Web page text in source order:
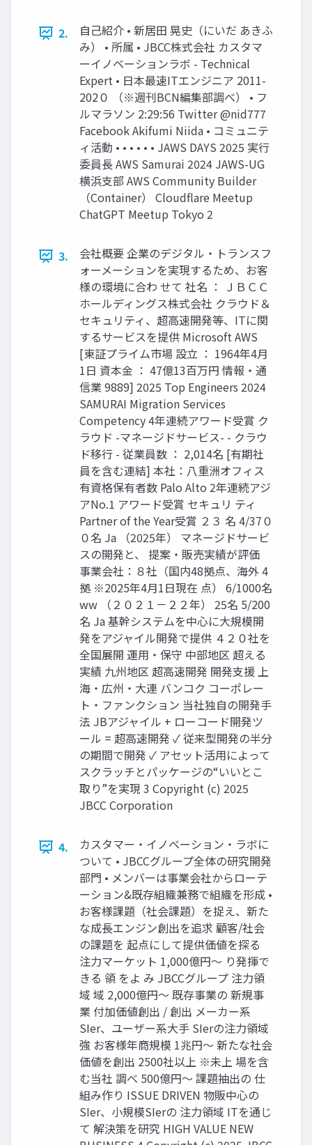
2.
自己紹介 • 新居田 晃史（にいだ あきふ
み） • 所属 • JBCC株式会社 カスタマ
ーイノベーションラボ - Technical
Expert • 日本最速ITエンジニア 2011-
202０ （※週刊BCN編集部調べ） • フ
ルマラソン 2:29:56 Twitter @nid777
Facebook Akifumi Niida • コミュニテ
ィ活動 • • • • • • JAWS DAYS 2025 実行
委員長 AWS Samurai 2024 JAWS-UG
横浜支部 AWS Community Builder
（Container） Cloudflare Meetup
ChatGPT Meetup Tokyo 2
3.
会社概要 企業のデジタル・トランスフ
ォーメーションを実現するため、お客
様の環境に合わ せて 社名 ： ＪＢＣＣ
ホールディングス株式会社 クラウド＆
セキュリティ、超高速開発等、ITに関
するサービスを提供 Microsoft AWS
[東証プライム市場 設立 ： 1964年4月
1日 資本金 ： 47億13百万円 情報・通
信業 9889] 2025 Top Engineers 2024
SAMURAI Migration Services
Competency 4年連続アワード受賞 ク
ラウド -マネージドサービス- - クラウ
ド移行 - 従業員数 ： 2,014名 [有期社
員を含む連結] 本社：八重洲オフィス
有資格保有者数 Palo Alto 2年連続アジ
アNo.1 アワード受賞 セキュリ ティ
Partner of the Year受賞 ２３ 名 4/37０
０名 Ja （2025年） マネージドサービ
スの開発と、 提案・販売実績が評価
事業会社：８社（国内48拠点、海外 4
拠 ※2025年4月1日現在 点） 6/1000名
ww （２０２１－２２年） 25名 5/200
名 Ja 基幹システムを中心に大規模開
発をアジャイル開発で提供 ４２０社を
全国展開 運用・保守 中部地区 超える
実績 九州地区 超高速開発 開発支援 上
海・広州・大連 バンコク コーポレー
ト・ファンクション 当社独自の開発手
法 JBアジャイル + ローコード開発ツ
ール = 超高速開発 ✓ 従来型開発の半分
の期間で開発 ✓ アセット活用によって
スクラッチとパッケージの“いいとこ
取り”を実現 3 Copyright (c) 2025
JBCC Corporation
4.
カスタマー・イノベーション・ラボに
ついて • JBCCグループ全体の研究開発
部門 • メンバーは事業会社からローテ
ーション&既存組織兼務で組織を形成 •
お客様課題（社会課題）を捉え、新た
な成長エンジン創出を追求 顧客/社会
の課題を 起点にして提供価値を探る
注力マーケット 1,000億円～ り発揮で
きる 領 をよ み JBCCグループ 注力領
域 域 2,000億円～ 既存事業の 新規事
業 付加価値創出 / 創出 メーカー系
SIer、ユーザー系大手 SIerの注力領域
強 お客様年商規模 1兆円～ 新たな社会
価値を創出 2500社以上 ※未上 場を含
む当社 調べ 500億円～ 課題抽出の 仕
組み作り ISSUE DRIVEN 物販中心の
SIer、小規模SIerの 注力領域 ITを通じ
て 解決策を研究 HIGH VALUE NEW